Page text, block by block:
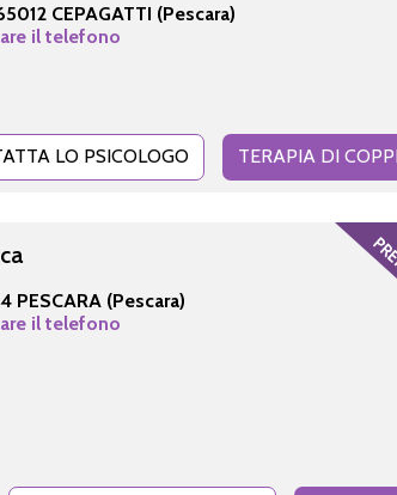
CEPAGATTI (Pescara)
il telefono
LO PSICOLOGO TERAPIA DI
PESCARA (Pescara)
il telefono